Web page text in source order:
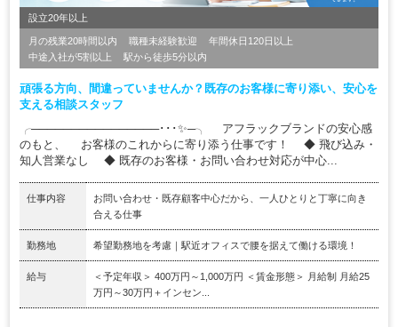
設立20年以上
月の残業20時間以内 職種未経験歓迎
年間休日120日以上
中途入社が5割以上
駅から徒歩5分以内
頑張る方向、間違っていませんか？既存のお客様に寄り添い、安心を
支える相談スタッフ
╭────────────────･･･✨─╮ アフラックブランドの安心感
のもと、 お客様のこれからに寄り添う仕事です！ ◆ 飛び込み・
知人営業なし ◆ 既存のお客様・お問い合わせ対応が中心...
仕事内容
お問い合わせ・既存顧客中心だから、一人ひとりと丁寧に向き
合える仕事
勤務地 希望勤務地を考慮｜駅近オフィスで腰を据えて働ける環境！
給与
＜予定年収＞ 400万円～1,000万円 ＜賃金形態＞ 月給制 月給25
万円～30万円＋インセン...